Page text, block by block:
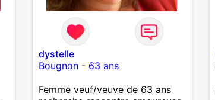
dystelle
Bougnon- 63 ans
Femme veuf/veuve de 63 ans